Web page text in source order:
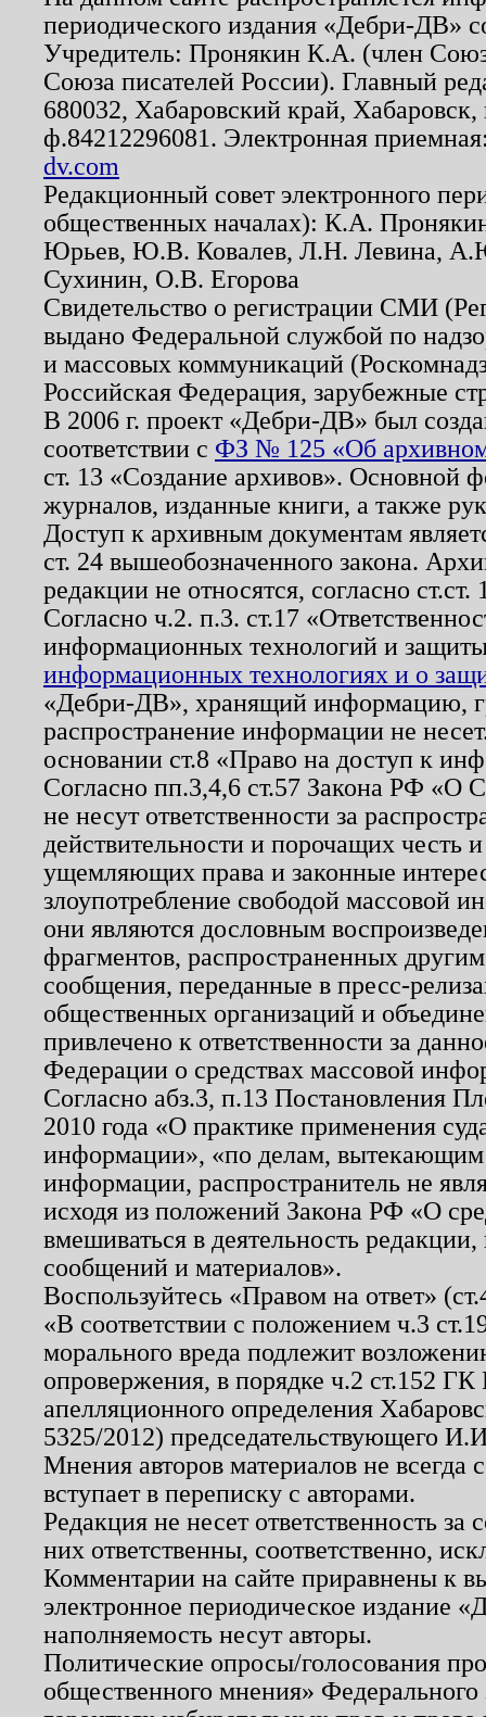
периодического издания «Дебри-ДВ»
Учредитель: Пронякин К.А. (член
Союза писателей России). Главный
680032, Хабаровский край,
ф.84212296081. Электронная
dv.com
Редакционный совет электронного
общественных началах): К.А.
Юрьев, Ю.В. Ковалев, Л.Н. Левина,
Сухинин, О.В. Егорова
Свидетельство о регистрации СМИ
выдано Федеральной службой по
и массовых коммуникаций
Российская Федерация, зарубежные
В 2006 г. проект «Дебри-ДВ» был
соответствии с ФЗ № 125 «Об
ст. 13 «Создание архивов». Основной
журналов, изданные книги, а также
Доступ к архивным документам
ст. 24 вышеобозначенного закона.
редакции не относятся, согласно
Согласно ч.2. п.3. ст.17
информационных технологий и
информационных технологиях и о
«Дебри-ДВ», хранящий информацию,
распространение информации не
основании ст.8 «Право на доступ к
Согласно пп.3,4,6 ст.57 Закона РФ «О
не несут ответственности за
действительности и порочащих честь
ущемляющих права и законные
злоупотребление свободой массовой
они являются дословным
фрагментов, распространенных
сообщения, переданные в пресс-
общественных организаций и
привлечено к ответственности за
Федерации о средствах массовой
Согласно абз.3, п.13 Постановления
2010 года «О практике применения
информации», «по делам, вытекающим
информации, распространитель не
исходя из положений Закона РФ «О
вмешиваться в деятельность
сообщений и материалов».
Воспользуйтесь «Правом на ответ»
«В соответствии с положением ч.3
морального вреда подлежит
опровержения, в порядке ч.2 ст.152
апелляционного определения
5325/2012) председательствующего
Мнения авторов материалов не
вступает в переписку с авторами.
Редакция не несет ответственность
них ответственны, соответственно,
Комментарии на сайте приравнены к
электронное периодическое издание
наполняемость несут авторы.
Политические опросы/голосования
общественного мнения»